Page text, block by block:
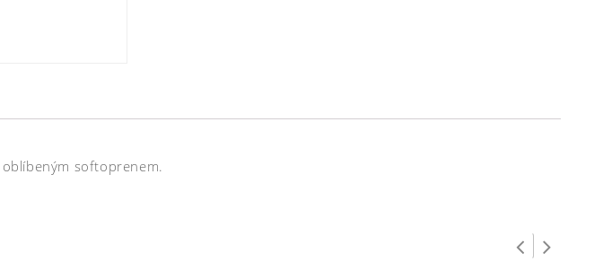
softoprenem.